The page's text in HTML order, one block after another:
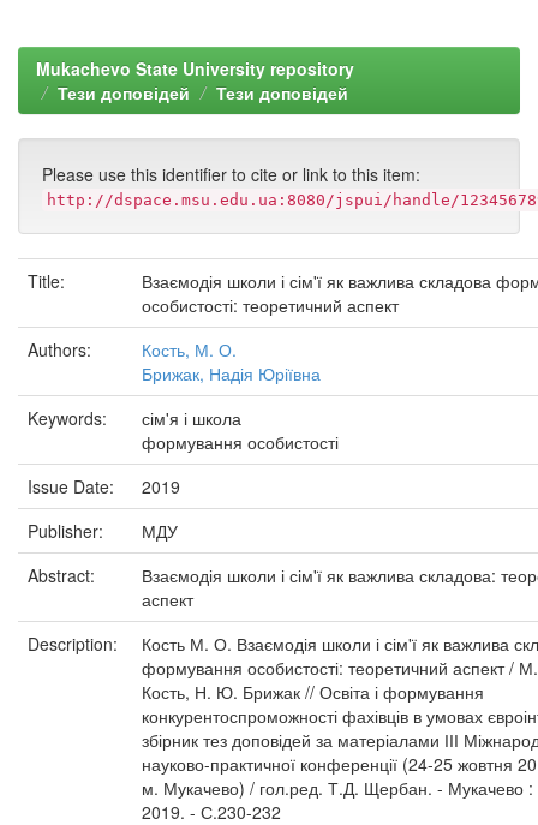
Mukachevo State University repository
Тези доповідей
Тези доповідей
Please use this identifier to cite or link to this item:
http://dspace.msu.edu.ua:8080/jspui/handle/
Title:
Взаємодія школи і сім'ї як важлива складова
особистості: теоретичний аспект
Authors:
Кость, М. О.
Брижак, Надія Юріївна
Keywords:
сім'я і школа
формування особистості
Issue Date:
2019
Publisher:
МДУ
Abstract:
Взаємодія школи і сім'ї як важлива складова:
аспект
Description:
Кость М. О. Взаємодія школи і сім'ї як важлива
формування особистості: теоретичний аспект /
Кость, Н. Ю. Брижак // Освіта і формування
конкурентоспроможності фахівців в умовах
збірник тез доповідей за матеріалами ІІІ
науково-практичної конференції (24-25 жовтня
м. Мукачево) / гол.ред. Т.Д. Щербан. - Мукачево
2019. - С.230-232